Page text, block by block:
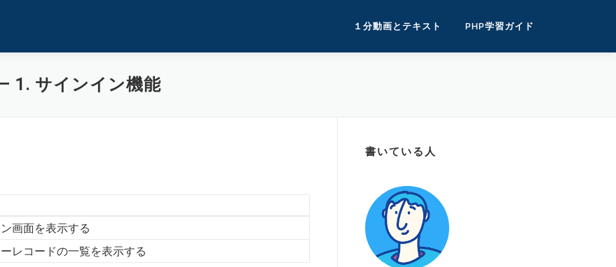
１分動画とテキスト PHP学習ガイド
1. サインイン機能
画面を表示する
レコードの一覧を表示する
書いている人